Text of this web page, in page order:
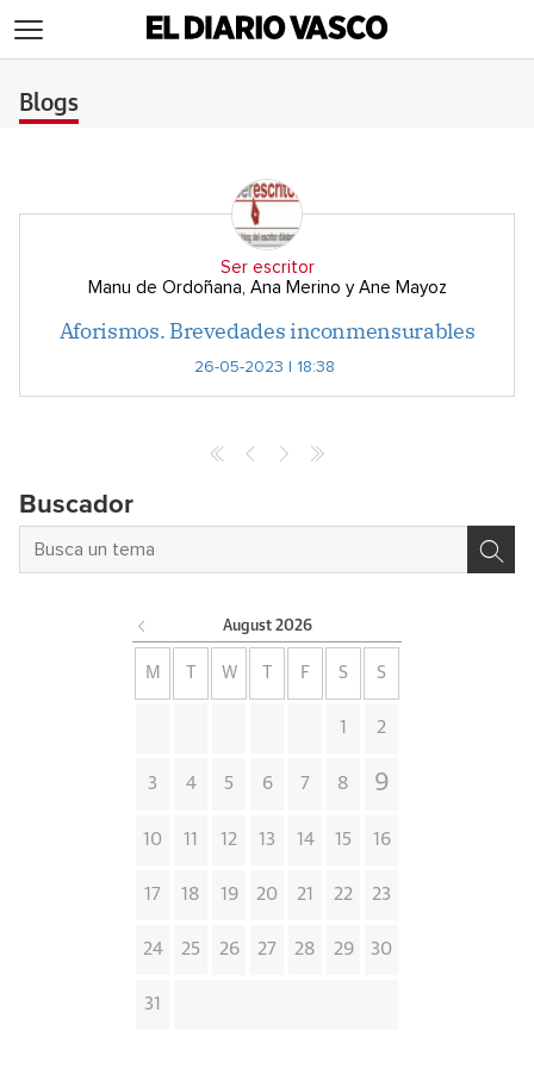
Blogs
Ser escritor
Manu de Ordoñana, Ana Merino y Ane Mayoz
Aforismos. Brevedades inconmensurables
26-05-2023 | 18:38
Buscador
August 2026
M W F S S
1 2
3 4 5 6 7 8 9
10 11 12 13 14 15 16
17 18 19 20 21 22 23
24 25 26 27 28 29 30
31